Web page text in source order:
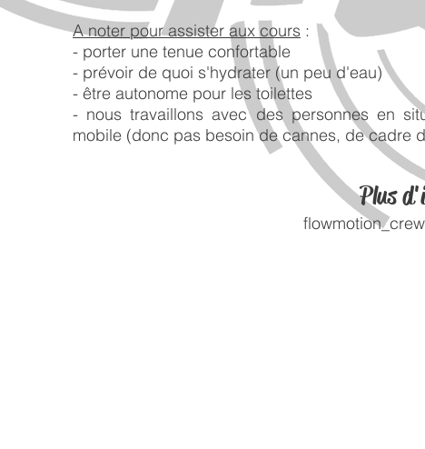
A noter pour assister aux cours :
- porter une tenue confortable
- prévoir de quoi s'hydrater (un peu d'eau)
- être autonome pour les toilettes
- nous travaillons avec des personnes en
mobile (donc pas besoin de cannes, de cadre
Plus